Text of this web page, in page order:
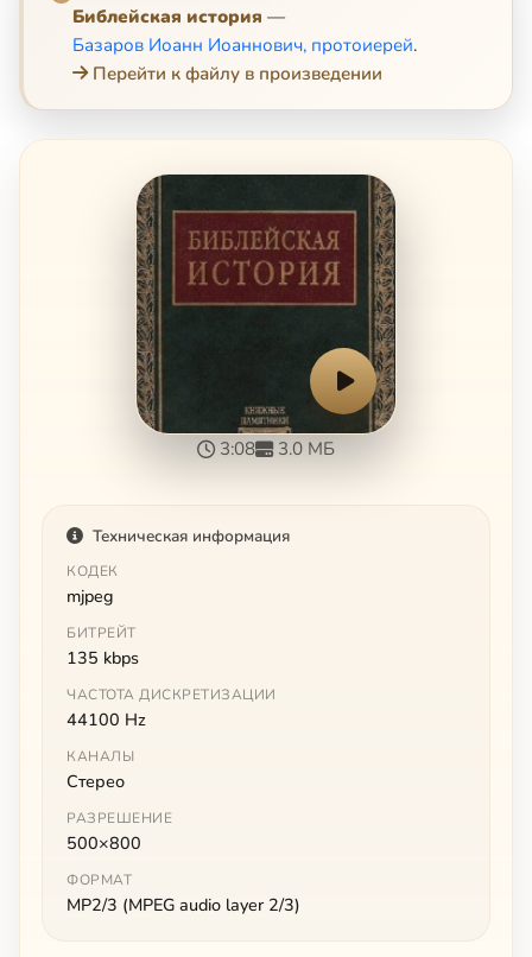
Библейская история —
Базаров Иоанн Иоаннович, протоиерей.
Перейти к файлу в произведении
3:08 3.0 МБ
Техническая информация
КОДЕК
mjpeg
БИТРЕЙТ
135 kbps
ЧАСТОТА ДИСКРЕТИЗАЦИИ
44100 Hz
КАНАЛЫ
Стерео
РАЗРЕШЕНИЕ
500×800
ФОРМАТ
MP2/3 (MPEG audio layer 2/3)